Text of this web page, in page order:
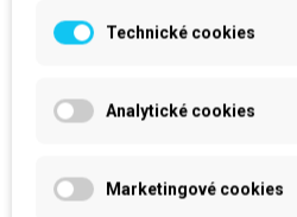
prodejní jednotka: ks
68,18 Kč S DPH
Technické cookies
Analytické cookies
Marketingové cookies